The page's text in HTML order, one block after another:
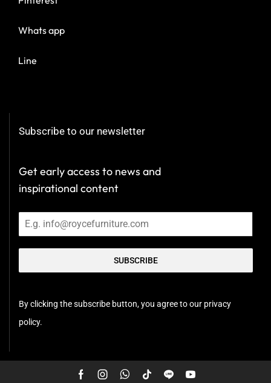
Whats app
Line
Subscribe to our newsletter
Get early access to news and
inspirational content
SUBSCRIBE
By clicking the subscribe button, you agree to our privacy
policy.